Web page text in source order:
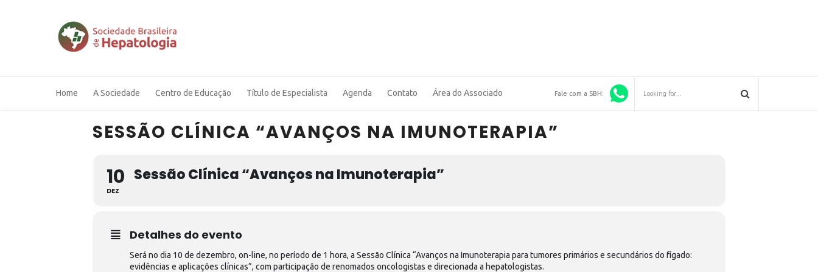
Fale com a SBH:
Home A Sociedade Centro de Educação Título de Especialista Agenda Contato Área do Associado
SESSÃO CLÍNICA “AVANÇOS NA IMUNOTERAPIA”
10
DEZ
Sessão Clínica “Avanços na Imunoterapia”
Detalhes do evento
Será no dia 10 de dezembro, on-line, no período de 1 hora, a Sessão Clínica “Avanços na Imunoterapia para tumores primários e secundários do fígado:
evidências e aplicações clínicas”, com participação de renomados oncologistas e direcionada a hepatologistas.